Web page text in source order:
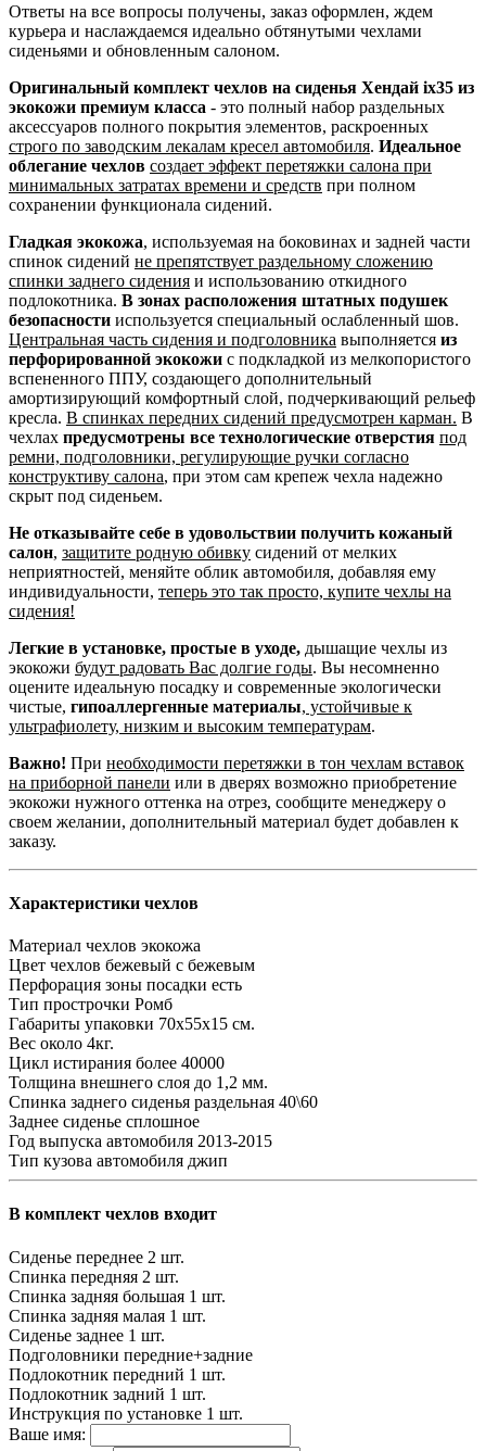
Ответы на все вопросы получены, заказ оформлен, ждем
курьера и наслаждаемся идеально обтянутыми чехлами
сиденьями и обновленным салоном.
Оригинальный комплект чехлов на сиденья Хендай ix35 из
экокожи премиум класса - это полный набор раздельных
аксессуаров полного покрытия элементов, раскроенных
строго по заводским лекалам кресел автомобиля. Идеальное
облегание чехлов создает эффект перетяжки салона при
минимальных затратах времени и средств при полном
сохранении функционала сидений.
Гладкая экокожа, используемая на боковинах и задней части
спинок сидений не препятствует раздельному сложению
спинки заднего сидения и использованию откидного
подлокотника. В зонах расположения штатных подушек
безопасности используется специальный ослабленный шов.
Центральная часть сидения и подголовника выполняется из
перфорированной экокожи с подкладкой из мелкопористого
вспененного ППУ, создающего дополнительный
амортизирующий комфортный слой, подчеркивающий рельеф
кресла. В спинках передних сидений предусмотрен карман. В
чехлах предусмотрены все технологические отверстия под
ремни, подголовники, регулирующие ручки согласно
конструктиву салона, при этом сам крепеж чехла надежно
скрыт под сиденьем.
Не отказывайте себе в удовольствии получить кожаный
салон, защитите родную обивку сидений от мелких
неприятностей, меняйте облик автомобиля, добавляя ему
индивидуальности, теперь это так просто, купите чехлы на
сидения!
Легкие в установке, простые в уходе, дышащие чехлы из
экокожи будут радовать Вас долгие годы. Вы несомненно
оцените идеальную посадку и современные экологически
чистые, гипоаллергенные материалы, устойчивые к
ультрафиолету, низким и высоким температурам.
Важно! При необходимости перетяжки в тон чехлам вставок
на приборной панели или в дверях возможно приобретение
экокожи нужного оттенка на отрез, сообщите менеджеру о
своем желании, дополнительный материал будет добавлен к
заказу.
Характеристики чехлов
Материал чехлов экокожа
Цвет чехлов бежевый с бежевым
Перфорация зоны посадки есть
Тип прострочки Ромб
Габариты упаковки 70х55х15 см.
Вес около 4кг.
Цикл истирания более 40000
Толщина внешнего слоя до 1,2 мм.
Спинка заднего сиденья раздельная 40\60
Заднее сиденье сплошное
Год выпуска автомобиля 2013-2015
Тип кузова автомобиля джип
В комплект чехлов входит
Сиденье переднее 2 шт.
Спинка передняя 2 шт.
Спинка задняя большая 1 шт.
Спинка задняя малая 1 шт.
Сиденье заднее 1 шт.
Подголовники передние+задние
Подлокотник передний 1 шт.
Подлокотник задний 1 шт.
Инструкция по установке 1 шт.
Ваше имя: